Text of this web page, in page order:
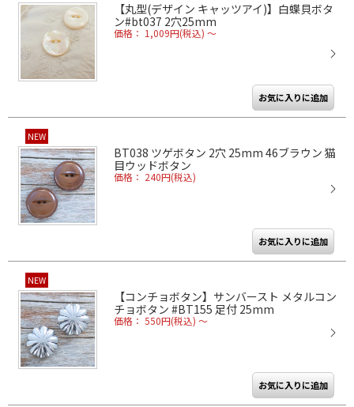
【丸型(デザイン キャッツアイ)】白蝶貝ボタ
ン#bt037 2穴25mm
価格： 1,009円(税込) ～
NEW
BT038 ツゲボタン 2穴 25mm 46ブラウン 猫
目ウッドボタン
価格： 240円(税込)
NEW
【コンチョボタン】サンバースト メタルコン
チョボタン #BT155 足付 25mm
価格： 550円(税込) ～